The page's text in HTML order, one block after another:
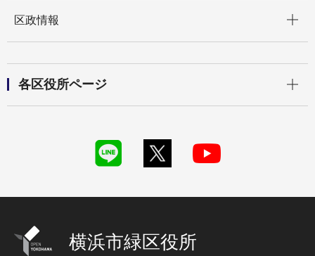
区政情報
各区役所ページ
横浜市緑区役所